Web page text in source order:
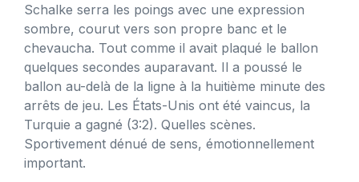
Schalke serra les poings avec une expression
sombre, courut vers son propre banc et le
chevaucha. Tout comme il avait plaqué le ballon
quelques secondes auparavant. Il a poussé le
ballon au-delà de la ligne à la huitième minute des
arrêts de jeu. Les États-Unis ont été vaincus, la
Turquie a gagné (3:2). Quelles scènes.
Sportivement dénué de sens, émotionnellement
important.